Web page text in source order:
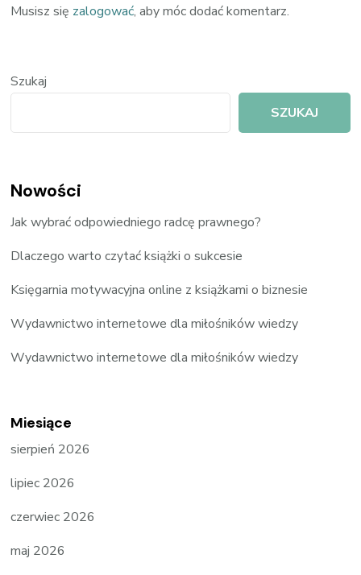
Musisz się zalogować, aby móc dodać komentarz.
Szukaj
SZUKAJ
Nowości
Jak wybrać odpowiedniego radcę prawnego?
Dlaczego warto czytać książki o sukcesie
Księgarnia motywacyjna online z książkami o biznesie
Wydawnictwo internetowe dla miłośników wiedzy
Wydawnictwo internetowe dla miłośników wiedzy
Miesiące
sierpień 2026
lipiec 2026
czerwiec 2026
maj 2026